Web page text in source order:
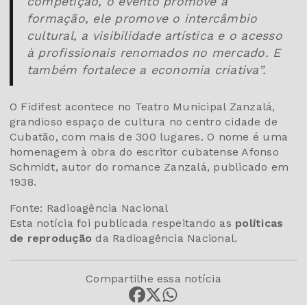
formação, ele promove o intercâmbio
cultural, a visibilidade artística e o acesso
à profissionais renomados no mercado. E
também fortalece a economia criativa”.
O Fidifest acontece no Teatro Municipal Zanzalá,
grandioso espaço de cultura no centro cidade de
Cubatão, com mais de 300 lugares. O nome é uma
homenagem à obra do escritor cubatense Afonso
Schmidt, autor do romance Zanzalá, publicado em
1938.
Fonte: Radioagência Nacional
Esta notícia foi publicada respeitando as políticas
de reprodução da Radioagência Nacional.
Compartilhe essa notícia